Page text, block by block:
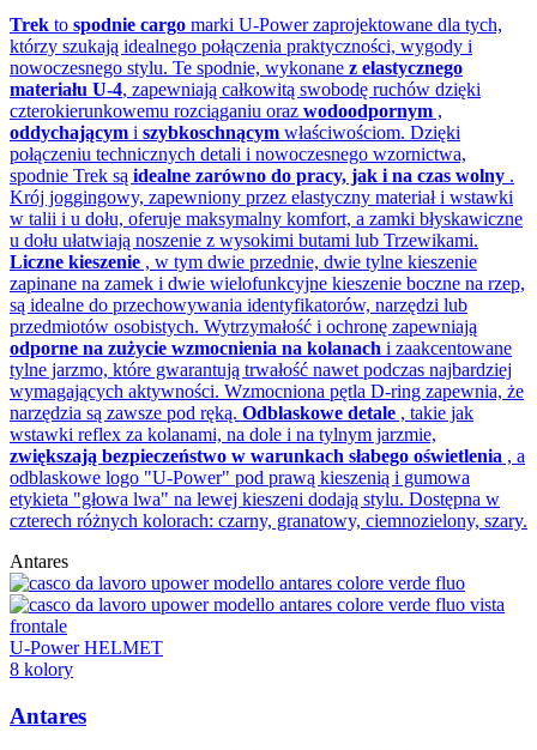
Trek to spodnie cargo marki U-Power zaprojektowane dla tych,
którzy szukają idealnego połączenia praktyczności, wygody i
nowoczesnego stylu. Te spodnie, wykonane z elastycznego
materiału U-4, zapewniają całkowitą swobodę ruchów dzięki
czterokierunkowemu rozciąganiu oraz wodoodpornym ,
oddychającym i szybkoschnącym właściwościom. Dzięki
połączeniu technicznych detali i nowoczesnego wzornictwa,
spodnie Trek są idealne zarówno do pracy, jak i na czas wolny .
Krój joggingowy, zapewniony przez elastyczny materiał i wstawki
w talii i u dołu, oferuje maksymalny komfort, a zamki błyskawiczne
u dołu ułatwiają noszenie z wysokimi butami lub Trzewikami.
Liczne kieszenie , w tym dwie przednie, dwie tylne kieszenie
zapinane na zamek i dwie wielofunkcyjne kieszenie boczne na rzep,
są idealne do przechowywania identyfikatorów, narzędzi lub
przedmiotów osobistych. Wytrzymałość i ochronę zapewniają
odporne na zużycie wzmocnienia na kolanach i zaakcentowane
tylne jarzmo, które gwarantują trwałość nawet podczas najbardziej
wymagających aktywności. Wzmocniona pętla D-ring zapewnia, że
narzędzia są zawsze pod ręką. Odblaskowe detale , takie jak
wstawki reflex za kolanami, na dole i na tylnym jarzmie,
zwiększają bezpieczeństwo w warunkach słabego oświetlenia , a
odblaskowe logo "U-Power" pod prawą kieszenią i gumowa
etykieta "głowa lwa" na lewej kieszeni dodają stylu. Dostępna w
czterech różnych kolorach: czarny, granatowy, ciemnozielony, szary.
Antares
U-Power HELMET
8 kolory
Antares